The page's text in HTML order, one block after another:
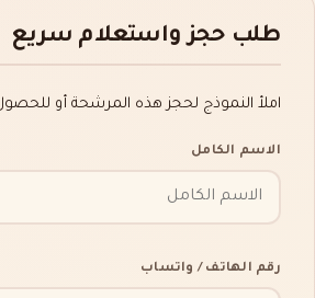
طلب حجز واستعلام سريع
املأ النموذج لحجز هذه المرشحة أو
الاسم الكامل
رقم الهاتف / واتساب